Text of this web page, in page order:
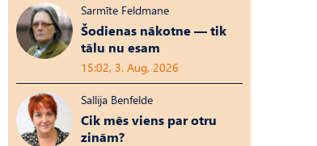
Sarmīte Feldmane
Šodienas nākotne — tik
tālu nu esam
15:02, 3. Aug, 2026
Sallija Benfelde
Cik mēs viens par otru
zinām?